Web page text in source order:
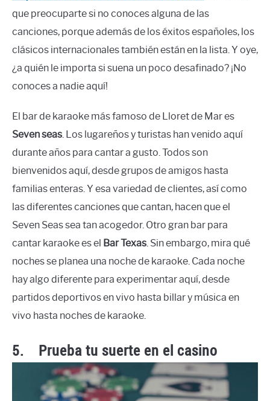
que preocuparte si no conoces alguna de las
canciones, porque además de los éxitos españoles, los
clásicos internacionales también están en la lista. Y oye,
¿a quién le importa si suena un poco desafinado? ¡No
conoces a nadie aquí!
El bar de karaoke más famoso de Lloret de Mar es
Seven seas. Los lugareños y turistas han venido aquí
durante años para cantar a gusto. Todos son
bienvenidos aquí, desde grupos de amigos hasta
familias enteras. Y esa variedad de clientes, así como
las diferentes canciones que cantan, hacen que el
Seven Seas sea tan acogedor. Otro gran bar para
cantar karaoke es el Bar Texas. Sin embargo, mira qué
noches se planea una noche de karaoke. Cada noche
hay algo diferente para experimentar aquí, desde
partidos deportivos en vivo hasta billar y música en
vivo hasta noches de karaoke.
5. Prueba tu suerte en el casino